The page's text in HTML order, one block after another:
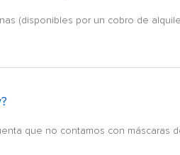
(disponibles por un cobro de
que no contamos con máscaras